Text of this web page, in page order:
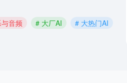
音频 # 大厂AI
# 大热门AI